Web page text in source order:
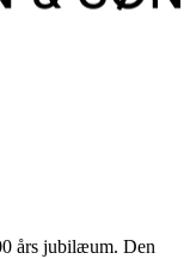
års jubilæum. Den